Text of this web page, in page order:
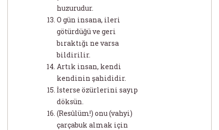
huzurudur.
O gün insana, ileri
götürdüğü ve geri
bıraktığı ne varsa
bildirilir.
Artık insan, kendi
kendinin şahididir.
İsterse özürlerini sayıp
döksün.
(Resûlüm!) onu (vahyi)
çarçabuk almak için